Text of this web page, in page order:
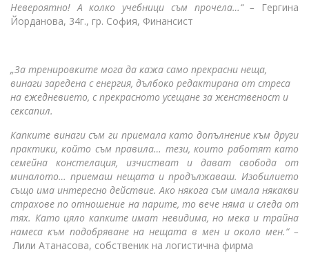
Невероятно! А колко учебници съм прочела…“ –
Гергина
Йорданова, 34г., гр. София, Финансист
„За тренировките мога да кажа само прекрасни неща,
винаги заредена с енергия, дълбоко редактирана от стреса
на ежедневието, с прекрасното усещане за женственост и
сексапил.
Капките винаги съм ги приемала като допълнение към други
практики, който съм правила… тези, които работят като
семейна констелация, изчистват и дават свобода от
миналото… приемаш нещата и продължаваш. Изобилието
също има интересно действие. Ако някога съм имала някакви
страхове по отношение на парите, то вече няма и следа от
тях. Като цяло капките имат невидима, но мека и трайна
намеса към подобряване на нещата в мен и около мен.“ –
Лили Атанасова, собственик на логистична фирма